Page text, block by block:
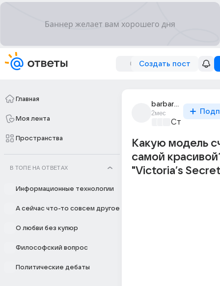
Создать пост
Главная
Моя лента
Пространства
В ТОПЕ НА ОТВЕТАХ
Информационные технологии
А сейчас что-то совсем другое
О любви без купюр
Философский вопрос
Политические дебаты
barbara_jelly
2мес
Стиль и
Какую модель
самой
"Victoria’s